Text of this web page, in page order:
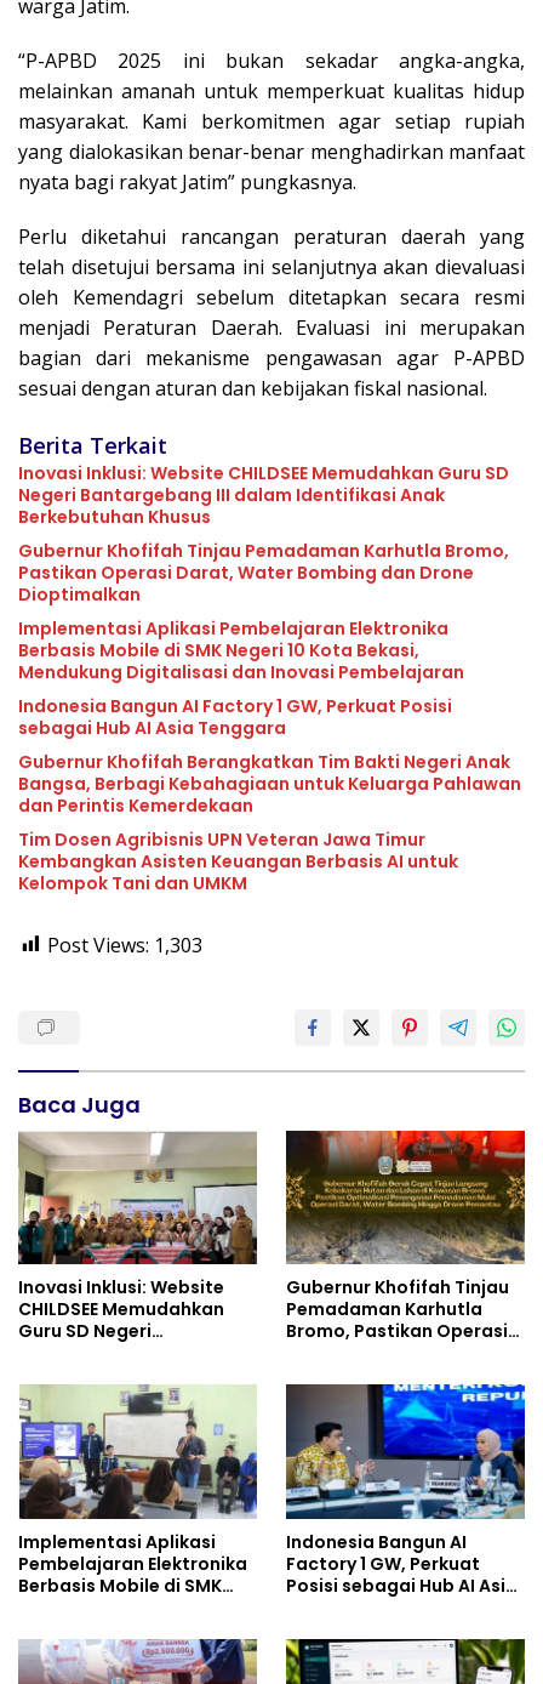
warga Jatim.
“P-APBD 2025 ini bukan sekadar angka-angka,
melainkan amanah untuk memperkuat kualitas hidup
masyarakat. Kami berkomitmen agar setiap rupiah
yang dialokasikan benar-benar menghadirkan manfaat
nyata bagi rakyat Jatim” pungkasnya.
Perlu diketahui rancangan peraturan daerah yang
telah disetujui bersama ini selanjutnya akan dievaluasi
oleh Kemendagri sebelum ditetapkan secara resmi
menjadi Peraturan Daerah. Evaluasi ini merupakan
bagian dari mekanisme pengawasan agar P-APBD
sesuai dengan aturan dan kebijakan fiskal nasional.
Berita Terkait
Inovasi Inklusi: Website CHILDSEE Memudahkan Guru SD
Negeri Bantargebang III dalam Identifikasi Anak
Berkebutuhan Khusus
Gubernur Khofifah Tinjau Pemadaman Karhutla Bromo,
Pastikan Operasi Darat, Water Bombing dan Drone
Dioptimalkan
Implementasi Aplikasi Pembelajaran Elektronika
Berbasis Mobile di SMK Negeri 10 Kota Bekasi,
Mendukung Digitalisasi dan Inovasi Pembelajaran
Indonesia Bangun AI Factory 1 GW, Perkuat Posisi
sebagai Hub AI Asia Tenggara
Gubernur Khofifah Berangkatkan Tim Bakti Negeri Anak
Bangsa, Berbagi Kebahagiaan untuk Keluarga Pahlawan
dan Perintis Kemerdekaan
Tim Dosen Agribisnis UPN Veteran Jawa Timur
Kembangkan Asisten Keuangan Berbasis AI untuk
Kelompok Tani dan UMKM
Post Views: 1,303
Baca Juga
Inovasi Inklusi: Website
CHILDSEE Memudahkan
Guru SD Negeri
Berkebutuhan Khusus
Gubernur Khofifah Tinjau
Pemadaman Karhutla
Bromo, Pastikan Operasi
Implementasi Aplikasi
Pembelajaran Elektronika
Berbasis Mobile di SMK
dan Inovasi Pembelajaran
Indonesia Bangun AI
Factory 1 GW, Perkuat
Posisi sebagai Hub AI Asia